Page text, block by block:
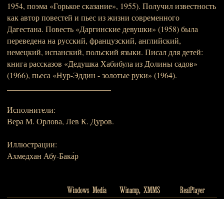
1954, поэма «Горькое сказание», 1955). Получил известность
как автор повестей и пьес из жизни современного
Дагестана. Повесть «Даргинские девушки» (1958) была
переведена на русский, французский, английский,
немецкий, испанский, польский языки. Писал для детей:
книга рассказов «Дедушка Хабибула из Долины садов»
(1966), пьеса «Нур-Эддин - золотые руки» (1964).
Исполнители:
Вера М. Орлова, Лев К. Дуров.
Иллюстрации:
Ахмедхан Абу-Бака́р